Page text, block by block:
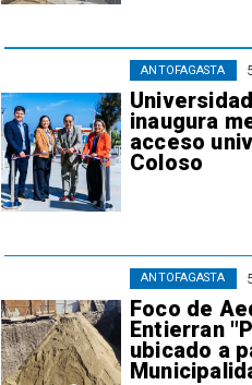
inaugura
acceso
Coloso
ANTOFAGASTA
Foco de
Entierran
ubicado a
ANTOFAGASTA